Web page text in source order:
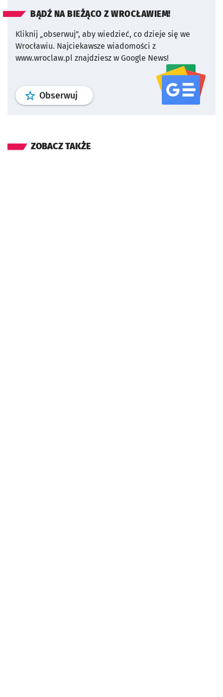
BĄDŹ NA BIEŻĄCO Z WROCŁAWIEM!
Kliknij „obserwuj”, aby wiedzieć, co dzieje się we
Wrocławiu. Najciekawsze wiadomości z
www.wroclaw.pl znajdziesz w Google News!
Obserwuj profil serwisu
ZOBACZ TAKŻE